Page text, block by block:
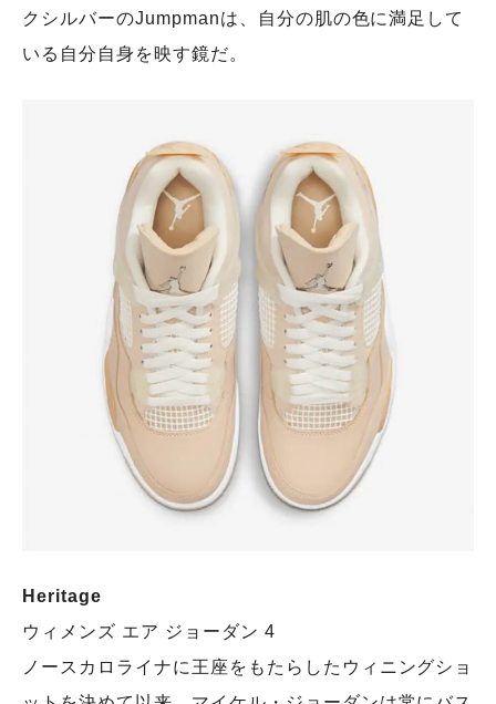
クシルバーのJumpmanは、自分の肌の色に満足して
いる自分自身を映す鏡だ。
Heritage
ウィメンズ エア ジョーダン 4
ノースカロライナに王座をもたらしたウィニングショ